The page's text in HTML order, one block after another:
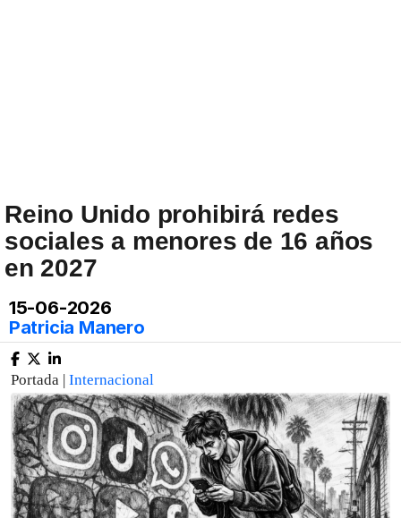
Reino Unido prohibirá redes
sociales a menores de 16 años
en 2027
15-06-2026
Patricia Manero
Portada | Internacional